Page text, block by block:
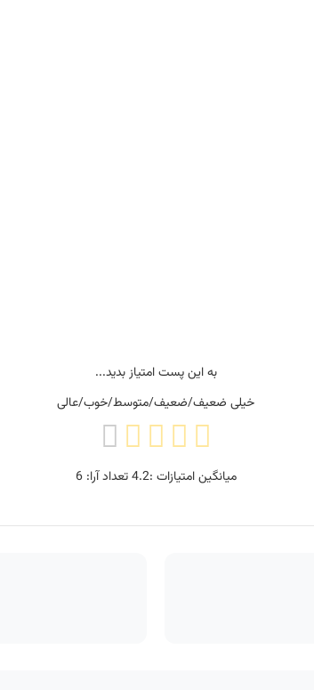
به این پست امتیاز بدید...
خیلی ضعیف/ضعیف/متوسط/خوب/عالی
میانگین امتیازات :4.2تعداد آرا:6